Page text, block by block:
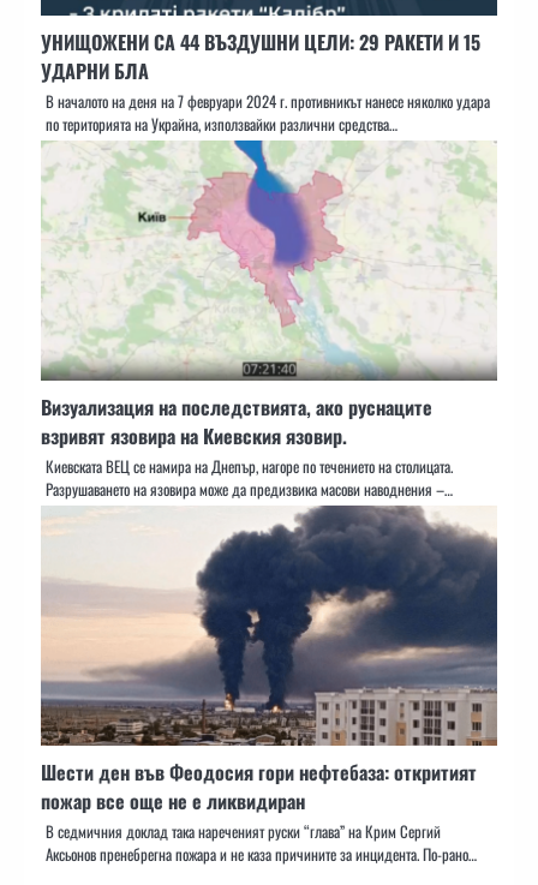
УНИЩОЖЕНИ СА 44 ВЪЗДУШНИ ЦЕЛИ: 29 РАКЕТИ И 15
УДАРНИ БЛА
В началото на деня на 7 февруари 2024 г. противникът нанесе няколко удара
по територията на Украйна, използвайки различни средства…
Визуализация на последствията, ако руснаците
взривят язовира на Киевския язовир.
Киевската ВЕЦ се намира на Днепър, нагоре по течението на столицата.
Разрушаването на язовира може да предизвика масови наводнения –…
Шести ден във Феодосия гори нефтебаза: откритият
пожар все още не е ликвидиран
В седмичния доклад така нареченият руски “глава” на Крим Сергий
Аксьонов пренебрегна пожара и не каза причините за инцидента. По-рано…